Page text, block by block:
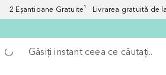
2 Eșantioane Gratuite¹ Livrarea gratuită de
Înapoi
Executați căutarea